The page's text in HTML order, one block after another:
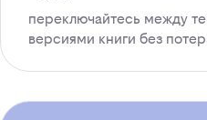
переключайтесь между
версиями книги без